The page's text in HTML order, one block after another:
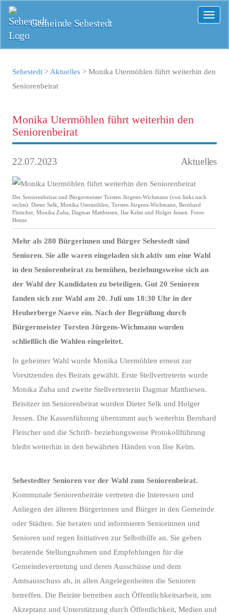
Gemeinde Sehestedt
Sehestedt > Aktuelles > Monika Utermöhlen führt weiterhin den
Seniorenbeirat
Monika Utermöhlen führt weiterhin den
Seniorenbeirat
22.07.2023 Aktuelles
Der Seniorenbeirat und Bürgermeister Torsten Jürgens-Wichmann (von links nach
rechts): Dieter Selk, Monika Utermöhlen, Torsten Jürgens-Wichmann, Bernhard
Fleischer, Monika Zuba, Dagmar Matthiesen, Ilse Kelm und Holger Jessen. Fotos:
Henze
Mehr als 280 Bürgerinnen und Bürger Sehestedt sind
Senioren. Sie alle waren eingeladen sich aktiv um eine Wahl
in den Seniorenbeirat zu bemühen, beziehungsweise sich an
der Wahl der Kandidaten zu beteiligen. Gut 20 Senioren
fanden sich zur Wahl am 20. Juli um 18:30 Uhr in der
Heuherberge Naeve ein. Nach der Begrüßung durch
Bürgermeister Torsten Jürgens-Wichmann wurden
schließlich die Wahlen eingeleitet.
In geheimer Wahl wurde Monika Utermöhlen erneut zur
Vorsitzenden des Beirats gewählt. Erste Stellvertreterin wurde
Monika Zuba und zweite Stellvertreterin Dagmar Matthiesen.
Beisitzer im Seniorenbeirat wurden Dieter Selk und Holger
Jessen. Die Kassenführung übernimmt auch weiterhin Bernhard
Fleischer und die Schrift- beziehungsweise Protokollführung
bleibt weiterhin in den bewährten Händen von Ilse Kelm.
Sehestedter Senioren vor der Wahl zum Seniorenbeirat.
Kommunale Seniorenbeiräte vertreten die Interessen und
Anliegen der älteren Bürgerinnen und Bürger in den Gemeinde
oder Städten. Sie beraten und informieren Seniorinnen und
Senioren und regen Initiativen zur Selbsthilfe an. Sie geben
beratende Stellungnahmen und Empfehlungen für die
Gemeindevertretung und deren Ausschüsse und dem
Amtsausschuss ab, in allen Angelegenheiten die Senioren
betreffen. Die Beiräte betreiben auch Öffentlichkeitsarbeit, um
Akzeptanz und Unterstützung durch Öffentlichkeit, Medien und